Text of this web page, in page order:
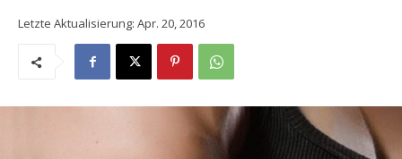
Letzte Aktualisierung: Apr. 20, 2016